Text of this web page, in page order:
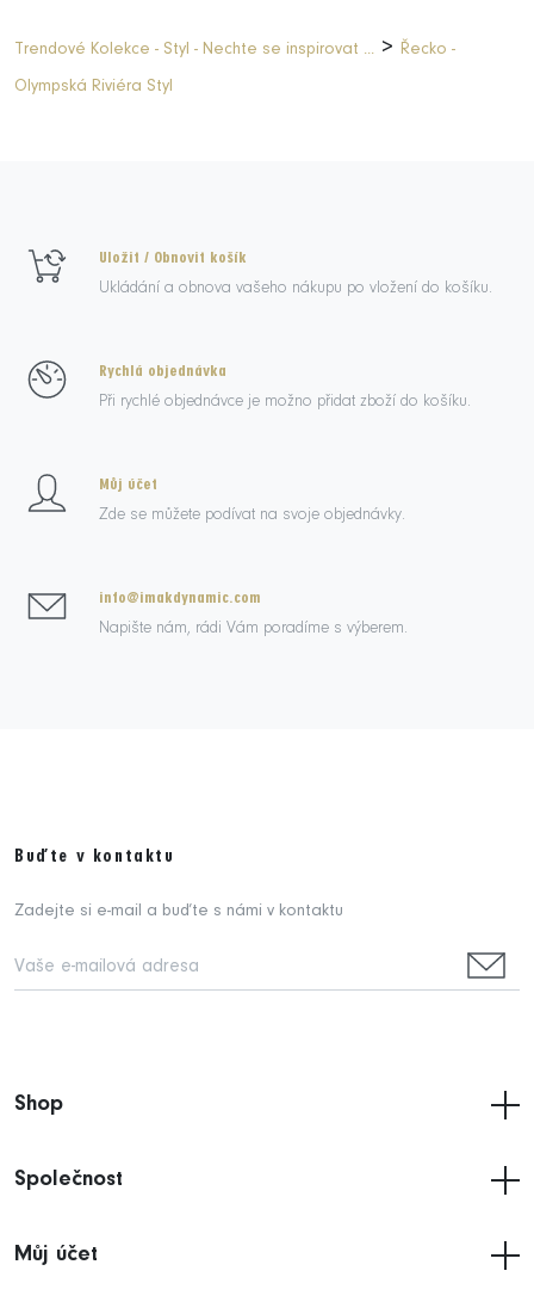
Trendové Kolekce - Styl - Nechte se inspirovat ... > Řecko -
Olympská Riviéra Styl
Uložit / Obnovit košík
Ukládání a obnova vašeho nákupu po vložení do košíku.
Rychlá objednávka
Při rychlé objednávce je možno přidat zboží do košíku.
Můj účet
Zde se můžete podívat na svoje objednávky.
info@imakdynamic.com
Napište nám, rádi Vám poradíme s výberem.
Buďte v kontaktu
Zadejte si e-mail a buďte s námi v kontaktu
Shop
Společnost
Můj účet